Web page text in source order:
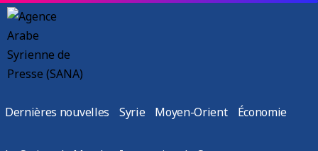
Dernières nouvelles Syrie Moyen-Orient Économie